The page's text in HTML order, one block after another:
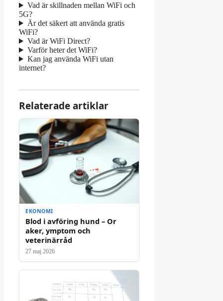
Vad är skillnaden mellan WiFi och
5G?
Är det säkert att använda gratis
WiFi?
Vad är WiFi Direct?
Varför heter det WiFi?
Kan jag använda WiFi utan
internet?
Relaterade artiklar
EKONOMI
Blod i avföring hund – Or
aker, ymptom och
veterinärråd
27 maj 2026